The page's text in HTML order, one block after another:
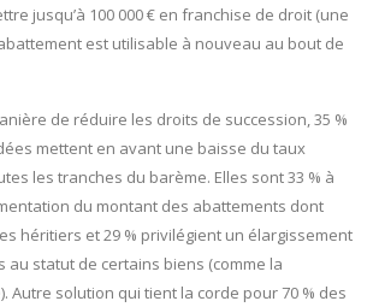
jusqu’à 100 000 € en franchise de droit (une
est utilisable à nouveau au bout de
de réduire les droits de succession, 35 %
mettent en avant une baisse du taux
les tranches du barème. Elles sont 33 % à
du montant des abattements dont
héritiers et 29 % privilégient un élargissement
au statut de certains biens (comme la
Autre solution qui tient la corde pour 70 % des